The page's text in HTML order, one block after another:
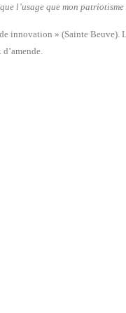
l’usage que mon
innovation » (Sainte Beuve).